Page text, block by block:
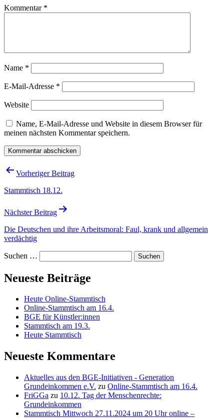
Kommentar *
Name *
E-Mail-Adresse *
Website
Name, E-Mail-Adresse und Website in diesem Browser für
meinen nächsten Kommentar speichern.
Beitragsnavigation
Vorheriger Beitrag
Stammtisch 18.12.
Nächster Beitrag
Die Deutschen und ihre Arbeitsmoral: Faul, krank und allgemein
verdächtig
Suchen …
Neueste Beiträge
Heute Online-Stammtisch
Online-Stammtisch am 16.4.
BGE für Künstler:innen
Stammtisch am 19.3.
Heute Stammtisch
Neueste Kommentare
Aktuelles aus den BGE-Initiativen - Generation
Grundeinkommen e.V. zu Online-Stammtisch am 16.4.
FriGGa zu 10.12. Tag der Menschenrechte:
Grundeinkommen
Stammtisch Mittwoch 27.11.2024 um 20 Uhr online –